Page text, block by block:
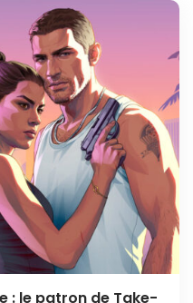
: le patron de Take-